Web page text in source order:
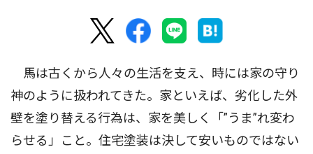
馬は古くから人々の生活を支え、時には家の守り
神のように扱われてきた。家といえば、劣化した外
壁を塗り替える行為は、家を美しく「”うま”れ変わ
らせる」こと。住宅塗装は決して安いものではない